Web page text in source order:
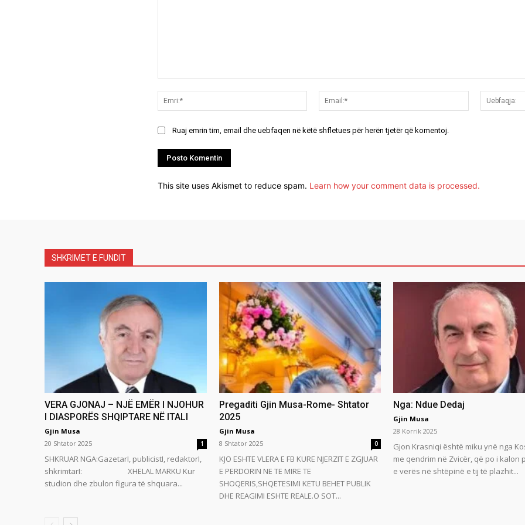
Emri:*
Email:*
Ruaj emrin tim, email dhe uebfaqen në këtë shfletues për herën tjetër që komentoj.
This site uses Akismet to reduce spam. Learn how your comment data is processed.
SHKRIMET E FUNDIT
VERA GJONAJ – NJË EMËR I NJOHUR
I DIASPORËS SHQIPTARE NË ITALI
Gjin Musa
20 Shtator 2025
1
SHKRUAR NGA:GazetarI, publicistI, redaktorI,
shkrimtarI: XHELAL MARKU Kur
studion dhe zbulon figura të shquara...
Pregaditi Gjin Musa-Rome- Shtator
2025
Gjin Musa
8 Shtator 2025
0
KJO ESHTE VLERA E FB KURE NJERZIT E ZGJUAR
E PERDORIN NE TE MIRE TE
SHOQERIS,SHQETESIMI KETU BEHET PUBLIK
DHE REAGIMI ESHTE REALE.O SOT...
Nga: Ndue Dedaj
Gjin Musa
28 Korrik 2025
Gjon Krasniqi është miku ynë nga
me qendrim në Zvicër, që po i kalon
e verës në shtëpinë e tij të plazhit...